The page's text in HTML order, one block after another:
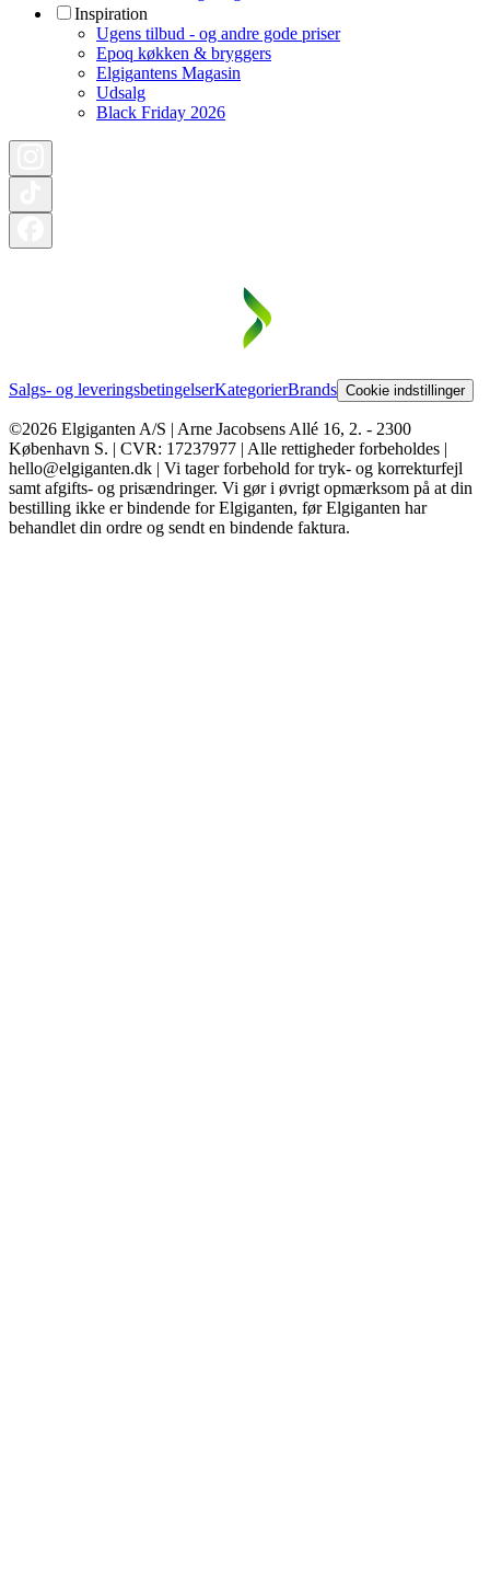
Inspiration
Ugens tilbud - og andre gode priser
Epoq køkken & bryggers
Elgigantens Magasin
Udsalg
Black Friday 2026
Salgs- og leveringsbetingelserKategorierBrands Cookie indstillinger
©2026 Elgiganten A/S | Arne Jacobsens Allé 16, 2. - 2300
København S. | CVR: 17237977 | Alle rettigheder forbeholdes |
hello@elgiganten.dk | Vi tager forbehold for tryk- og korrekturfejl
samt afgifts- og prisændringer. Vi gør i øvrigt opmærksom på at din
bestilling ikke er bindende for Elgiganten, før Elgiganten har
behandlet din ordre og sendt en bindende faktura.